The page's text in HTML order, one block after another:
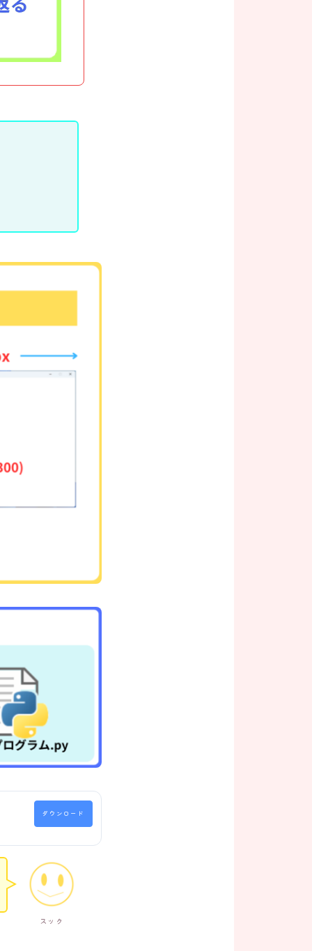
ダウンロード
スック